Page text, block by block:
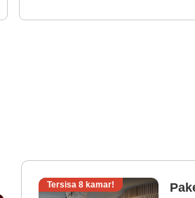
Tersisa 8 kamar!